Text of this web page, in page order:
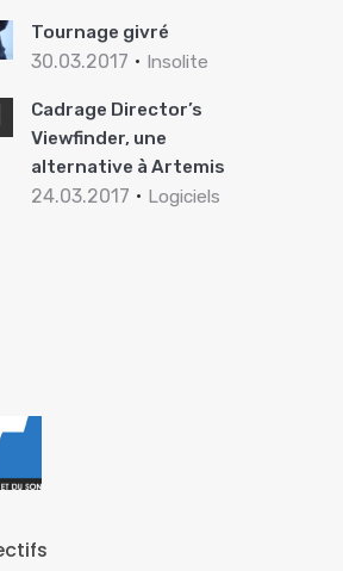
Tournage givré
30.03.2017 Insolite
Cadrage Director’s
Viewfinder, une
alternative à Artemis
24.03.2017 Logiciels